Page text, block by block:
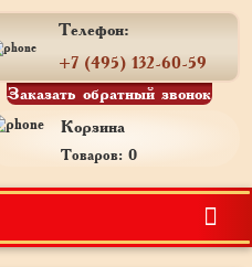
Телефон:
+7 (495) 132-60-59
Заказать обратный звонок
Корзина
Товаров: 0